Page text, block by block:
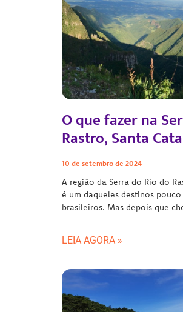
O que fazer na
Rastro, Santa
10 de setembro de 2024
A região da Serra do Rio do
é um daqueles destinos
brasileiros. Mas depois que
LEIA AGORA »